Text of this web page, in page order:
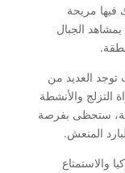
فيها مريحة
الجبال
توجد العديد من
التزلج والأنشطة
ستحظى بفرصة
المنعش.
والاستمتاع